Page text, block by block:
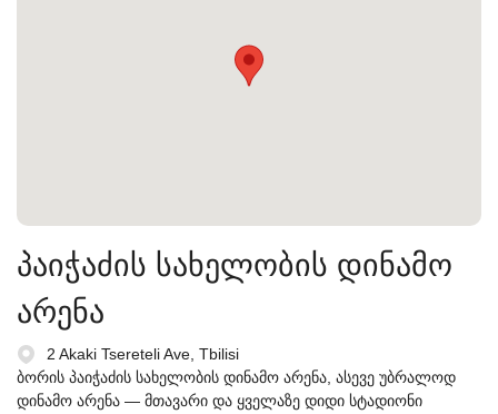
პაიჭაძის სახელობის დინამო
არენა
2 Akaki Tsereteli Ave, Tbilisi
ბორის პაიჭაძის სახელობის დინამო არენა, ასევე უბრალოდ
დინამო არენა — მთავარი და ყველაზე დიდი სტადიონი